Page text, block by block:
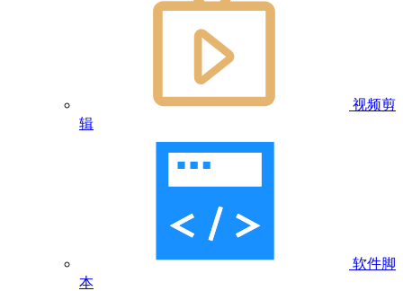
视频剪
辑
软件脚
本